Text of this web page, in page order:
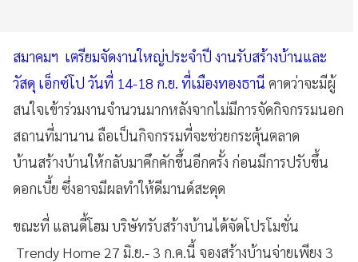
สมาคมฯ เตรียมจัดงานใหญ่ประจำปี งานรับสร้างบ้านและ
วัสดุ เอ็กซ์โป วันที่ 14-18 ก.ย. ที่เมืองทองธานี คาดว่าจะมีผู้
สนใจเข้าร่วมงานจำนวนมากหลังจากไม่มีการจัดกิจกรรมนอก
สถานที่มานาน ถือเป็นกิจกรรมที่จะช่วยกระตุ้นตลาด
บ้านสร้างบ้านให้กลับมาคึกคักขึ้นอีกครั้ง ก่อนมีการปรับขึ้น
ดอกเบี้ย ซึ่งอาจมีผลทำให้ดีมานด์สะดุด
ขณะที่ แลนดี้โฮม บริษัทรับสร้างบ้านได้จัดโปรโมชั่น
Trendy Home 27 มิ.ย.- 3 ก.ค.นี้ จองสร้างบ้านจ่ายเพียง 3